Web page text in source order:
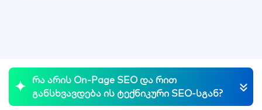
რა არის On-Page SEO და რით
განსხვავდება ის ტექნიკური SEO-სგან?